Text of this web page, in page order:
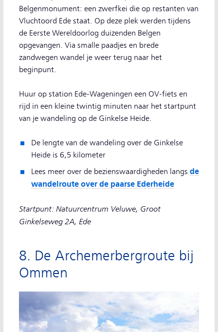
Belgenmonument: een zwerfkei die op restanten van
Vluchtoord Ede staat. Op deze plek werden tijdens
de Eerste Wereldoorlog duizenden Belgen
opgevangen. Via smalle paadjes en brede
zandwegen wandel je weer terug naar het
beginpunt.
Huur op station Ede-Wageningen een OV-fiets en
rijd in een kleine twintig minuten naar het startpunt
van je wandeling op de Ginkelse Heide.
De lengte van de wandeling over de Ginkelse
Heide is 6,5 kilometer
Lees meer over de bezienswaardigheden langs de
wandelroute over de paarse Ederheide
Startpunt: Natuurcentrum Veluwe, Groot
Ginkelseweg 2A, Ede
8. De Archemerbergroute bij
Ommen